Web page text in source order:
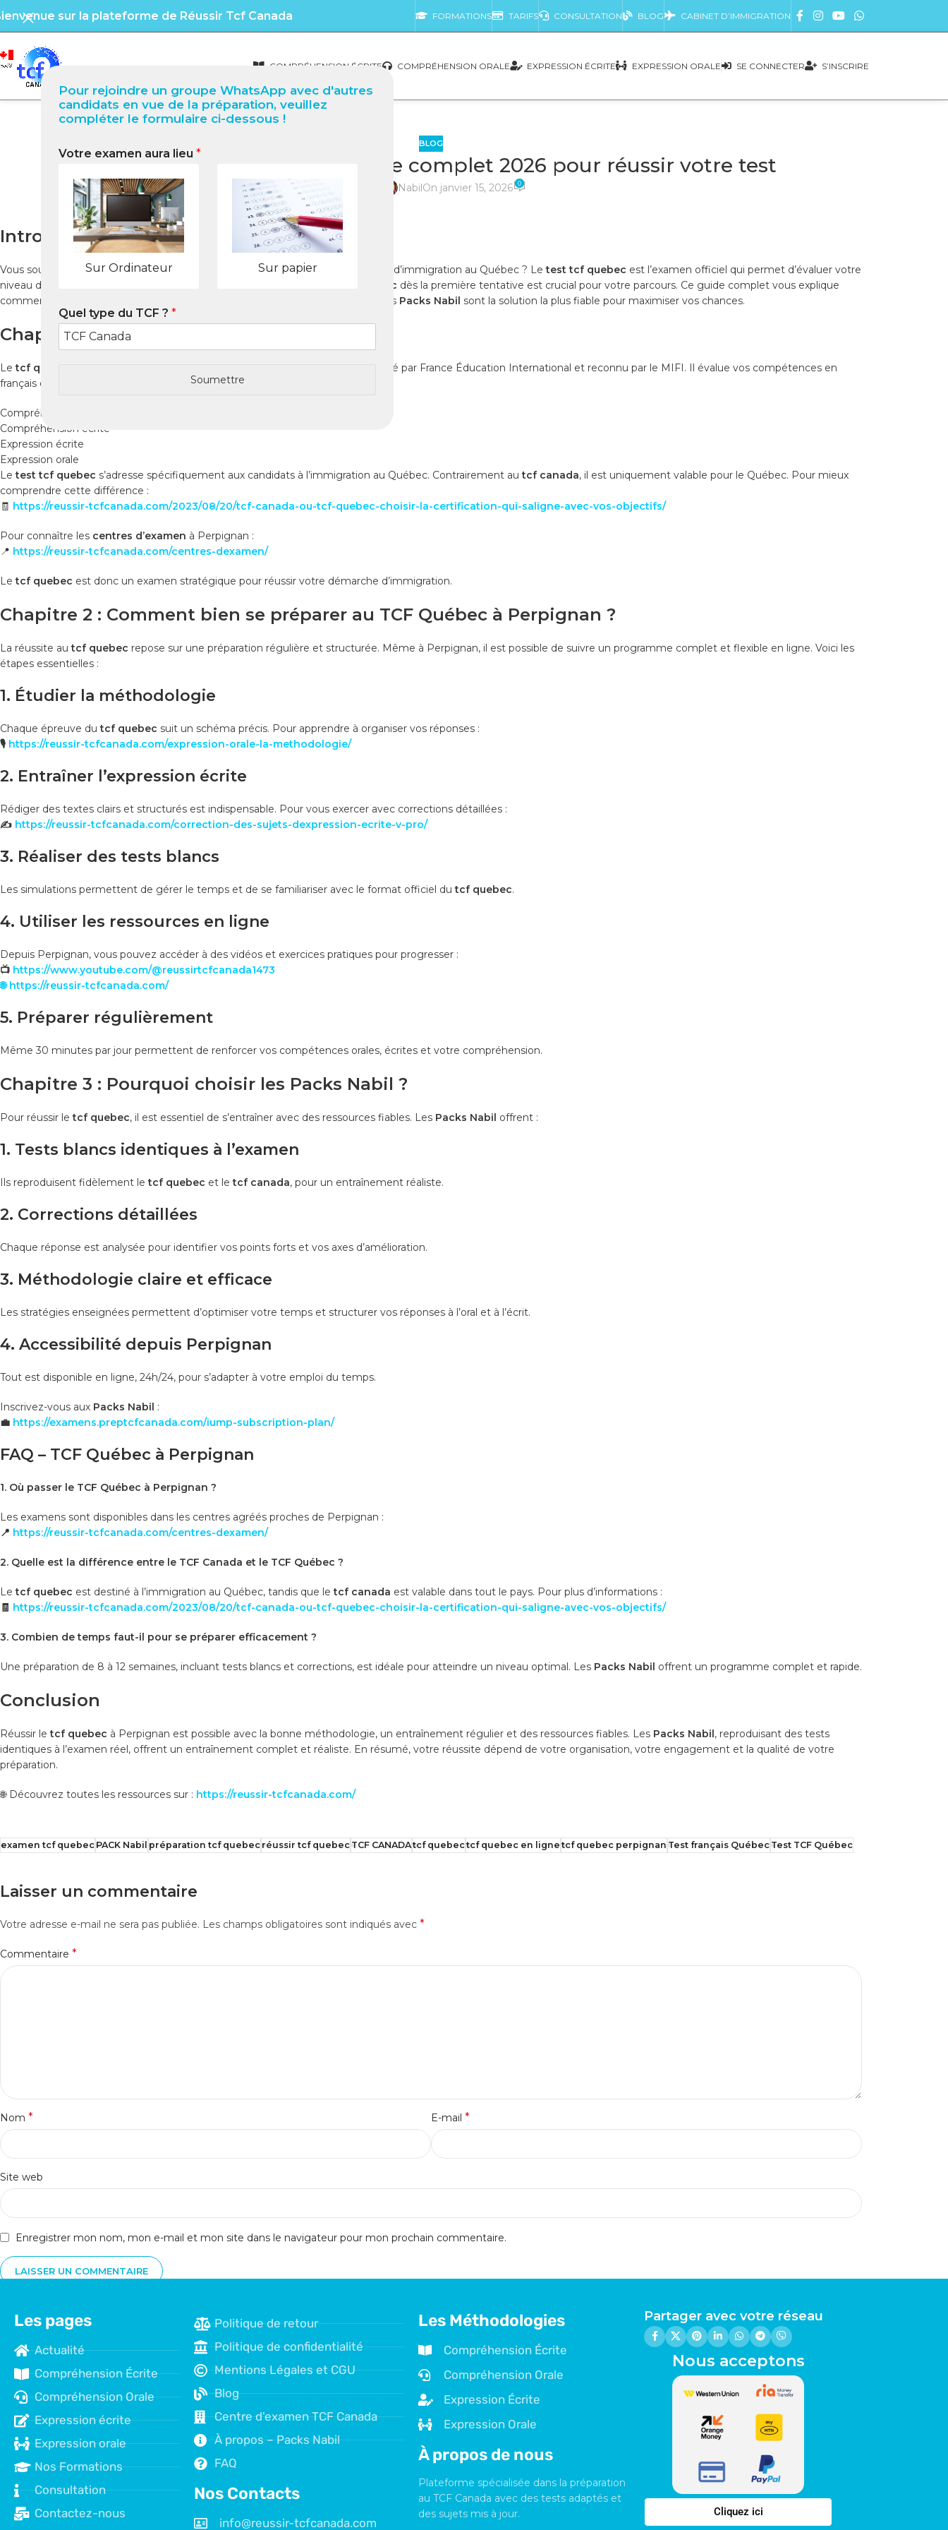
Pour rejoindre un groupe WhatsApp avec d'autres
candidats en vue de la préparation, veuillez
compléter le formulaire ci-dessous !
Votre examen aura lieu *
Sur Ordinateur Sur papier
Quel type du TCF ? *
Soumettre
sur la plateforme de Réussir Tcf Canada FORMATIONS TARIFS CONSULTATION BLOG CABINET D’IMMIGRATION
COMPRÉHENSION ÉCRITE COMPRÉHENSION ORALE EXPRESSION ÉCRITE EXPRESSION ORALE SE CONNECTER S’INSCRIRE
BLOG
TCF Québec à Perpignan Guide complet 2026 pour réussir votre test
NabilOn janvier 15, 2026 0
Introduction
Vous souhaitez passer letcf quebec pour concrétiser votre projet d’immigration au Québec ? Letest tcf quebec est l’examen officiel qui permet d’évaluer votre
niveau de français et d’obtenir les points requis par le MIFI. Réussir le
tcf quebec dès la première tentative est crucial pour votre parcours. Ce guide complet vous explique
comment vous préparer efficacement, quelles ressources utiliser et pourquoi les Packs Nabil sont la solution la plus fiable pour maximiser vos chances.
Chapitre 1 : Qu’est-ce que le TCF Québec ?
Letcf quebec
(Test de Connaissance du Français pour le Québec) est administré par France Éducation International et reconnu par le MIFI. Il évalue vos compétences en
français dans quatre domaines principaux :
Compréhension orale
Compréhension écrite
Expression écrite
Expression orale
Letest tcf quebec s’adresse spécifiquement aux candidats à l’immigration au Québec. Contrairement autcf canada, il est uniquement valable pour le Québec. Pour mieux
comprendre cette différence :
🧾 https://reussir-tcfcanada.com/2023/08/20/tcf-canada-ou-tcf-quebec-choisir-la-certification-qui-saligne-avec-vos-objectifs/
Pour connaître les centres d’examen à Perpignan :
📍 https://reussir-tcfcanada.com/centres-dexamen/
Letcf quebec est donc un examen stratégique pour réussir votre démarche d’immigration.
Chapitre 2 : Comment bien se préparer au TCF Québec à Perpignan ?
La réussite autcf quebec repose sur une préparation régulière et structurée. Même à Perpignan, il est possible de suivre un programme complet et flexible en ligne. Voici les
étapes essentielles :
1. Étudier la méthodologie
Chaque épreuve dutcf quebec suit un schéma précis. Pour apprendre à organiser vos réponses :
🎙️ https://reussir-tcfcanada.com/expression-orale-la-methodologie/
2. Entraîner l’expression écrite
Rédiger des textes clairs et structurés est indispensable. Pour vous exercer avec corrections détaillées :
✍ https://reussir-tcfcanada.com/correction-des-sujets-dexpression-ecrite-v-pro/
3. Réaliser des tests blancs
Les simulations permettent de gérer le temps et de se familiariser avec le format officiel dutcf quebec.
4. Utiliser les ressources en ligne
Depuis Perpignan, vous pouvez accéder à des vidéos et exercices pratiques pour progresser :
📺 https://www.youtube.com/@reussirtcfcanada1473
🌐 https://reussir-tcfcanada.com/
5. Préparer régulièrement
Même 30 minutes par jour permettent de renforcer vos compétences orales, écrites et votre compréhension.
Chapitre 3 : Pourquoi choisir les Packs Nabil ?
Pour réussir letcf quebec, il est essentiel de s’entraîner avec des ressources fiables. Les Packs Nabil offrent :
1. Tests blancs identiques à l’examen
Ils reproduisent fidèlement letcf quebec et letcf canada, pour un entraînement réaliste.
2. Corrections détaillées
Chaque réponse est analysée pour identifier vos points forts et vos axes d’amélioration.
3. Méthodologie claire et efficace
Les stratégies enseignées permettent d’optimiser votre temps et structurer vos réponses à l’oral et à l’écrit.
4. Accessibilité depuis Perpignan
Tout est disponible en ligne, 24h/24, pour s’adapter à votre emploi du temps.
Inscrivez-vous aux Packs Nabil :
💼 https://examens.preptcfcanada.com/iump-subscription-plan/
FAQ – TCF Québec à Perpignan
1. Où passer le TCF Québec à Perpignan ?
Les examens sont disponibles dans les centres agréés proches de Perpignan :
📍 https://reussir-tcfcanada.com/centres-dexamen/
2. Quelle est la différence entre le TCF Canada et le TCF Québec ?
Letcf quebec est destiné à l’immigration au Québec, tandis que letcf canada est valable dans tout le pays. Pour plus d’informations :
🧾 https://reussir-tcfcanada.com/2023/08/20/tcf-canada-ou-tcf-quebec-choisir-la-certification-qui-saligne-avec-vos-objectifs/
3. Combien de temps faut-il pour se préparer efficacement ?
Une préparation de 8 à 12 semaines, incluant tests blancs et corrections, est idéale pour atteindre un niveau optimal. Les Packs Nabil offrent un programme complet et rapide.
Conclusion
Réussir letcf quebec à Perpignan est possible avec la bonne méthodologie, un entraînement régulier et des ressources fiables. Les Packs Nabil , reproduisant des tests
identiques à l’examen réel, offrent un entraînement complet et réaliste. En résumé, votre réussite dépend de votre organisation, votre engagement et la qualité de votre
préparation.
🌐 Découvrez toutes les ressources sur : https://reussir-tcfcanada.com/
examen tcf quebecPACK Nabil préparation tcf quebecréussir tcf quebecTCF CANADAtcf quebectcf quebec en ligne tcf quebec perpignan Test français QuébecTest TCF Québec
Laisser un commentaire
Votre adresse e-mail ne sera pas publiée. Les champs obligatoires sont indiqués avec *
Commentaire *
Nom * E-mail *
Site web
Enregistrer mon nom, mon e-mail et mon site dans le navigateur pour mon prochain commentaire.
Les pages
Actualité
Compréhension Écrite
Compréhension Orale
Expression écrite
Expression orale
Nos Formations
Consultation
Contactez-nous
Politique de retour
Politique de confidentialité
Mentions Légales et CGU
Blog
Centre d'examen TCF Canada
À propos – Packs Nabil
FAQ
Nos Contacts
info@reussir-tcfcanada.com
Les Méthodologies
Compréhension Écrite
Compréhension Orale
Expression Écrite
Expression Orale
À propos de nous
Plateforme spécialisée dans la préparation
au TCF Canada avec des tests adaptés et
des sujets mis à jour.
Partager avec votre réseau
Nous acceptons
Cliquez ici